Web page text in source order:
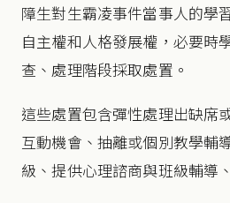
障生對生霸凌事件當事人的學
自主權和人格發展權，必要時
查、處理階段採取處置。
這些處置包含彈性處理出缺席
互動機會、抽離或個別教學輔
級、提供心理諮商與班級輔導